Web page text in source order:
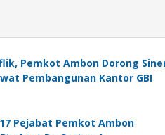
Pemkot Ambon Dorong
Pembangunan Kantor GBI
Pejabat Pemkot Ambon